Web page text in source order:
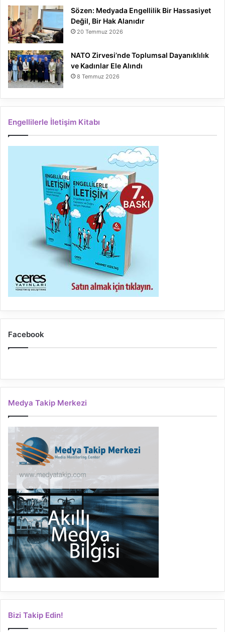
Sözen: Medyada Engellilik Bir Hassasiyet
Değil, Bir Hak Alanıdır
20 Temmuz 2026
NATO Zirvesi’nde Toplumsal Dayanıklılık
ve Kadınlar Ele Alındı
8 Temmuz 2026
Engellilerle İletişim Kitabı
Facebook
Medya Takip Merkezi
Bizi Takip Edin!